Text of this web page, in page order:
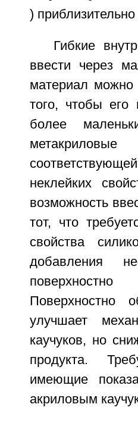
)
Гибкие
ввести через
материал
того, чтобы
более
неклейких
возможность
тот, что
свойства
добавления
Поверхностно
улучшает
каучуков, но
продукта.
имеющие
акриловым